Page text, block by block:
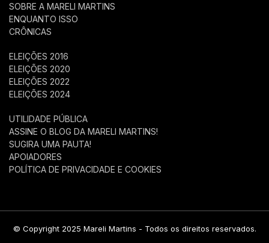
SOBRE A MARELI MARTINS
ENQUANTO ISSO
CRÔNICAS
ELEIÇÕES 2016
ELEIÇÕES 2020
ELEIÇÕES 2022
ELEIÇÕES 2024
UTILIDADE PÚBLICA
ASSINE O BLOG DA MARELI MARTINS!
SUGIRA UMA PAUTA!
APOIADORES
POLÍTICA DE PRIVACIDADE E COOKIES
© Copyright 2025 Mareli Martins - Todos os direitos reservados.